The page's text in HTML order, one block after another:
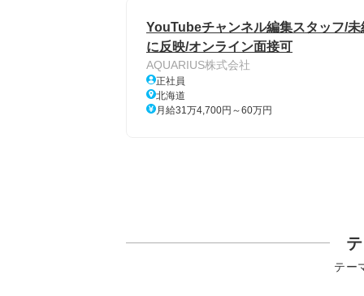
YouTubeチャンネル編集スタッフ/
に反映/オンライン面接可
AQUARIUS株式会社
正社員
北海道
月給31万4,700円～60万円
テー